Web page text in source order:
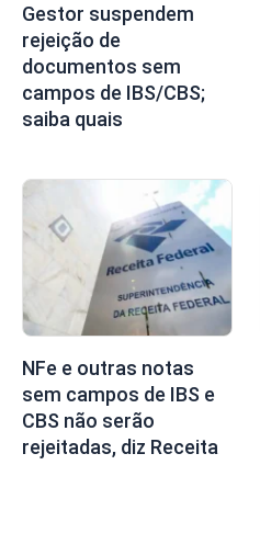
Gestor suspendem
rejeição de
documentos sem
campos de IBS/CBS;
saiba quais
NFe e outras notas
sem campos de IBS e
CBS não serão
rejeitadas, diz Receita